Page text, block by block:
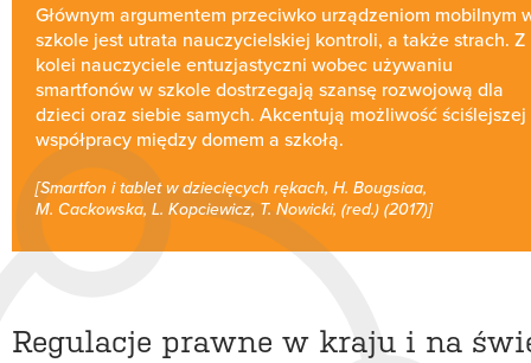
Głównym argumentem przeciwko urządzeniom mobilnym
szkole jest utrata nauczycielskiej kontroli, a także strach. Z
kolei nauczyciele entuzjastyczni wobec używaniu
smartfonów w szkole dostrzegają szansę rozwojową dla
dzieci oraz siebie samych. Akcentują możliwość ściślejszej
współpracy między domem a szkołą.
[Smartfon i tablet w dziecięcych rękach, H. Bougsiaa,
M. Cackowska, L. Kopciewicz, T. Nowicki, (red.) (2017)]
Regulacje prawne w kraju i na